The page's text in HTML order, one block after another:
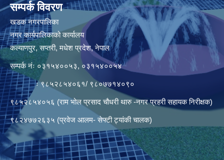
सम्पर्क विवरण
खडक नगरपालिका
नगर कार्यपालिकाको कार्यालय
कल्याणपुर, सप्तरी, मधेश प्रदेश, नेपाल
सम्पर्क नंः ०३१५४००५३, ०३१५४००५४
ः ९८५२८५४०६१/ ९८०७७१४०९०
९८५२८५४०५६ (राम भोल प्रसाद चौधरी थारु -नगर प्रहरी सहायक निरीक्षक)
९८२४७७२६३५ (प्रवेज आलम- सेफ्टी ट्यांकी चालक)